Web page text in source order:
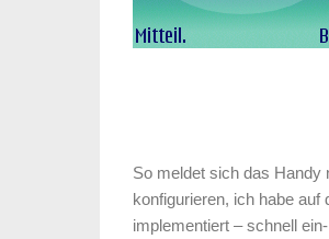
So meldet sich das Handy
konfigurieren, ich habe auf
implementiert – schnell